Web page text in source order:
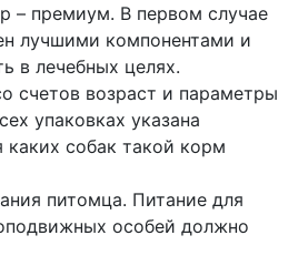
– премиум. В первом случае
лучшими компонентами и
в лечебных целях.
счетов возраст и параметры
упаковках указана
каких собак такой корм
питомца. Питание для
особей должно